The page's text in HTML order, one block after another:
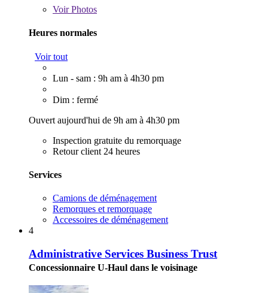
VoirPhotos
Heures normales
Voir tout
Lun - sam : 9h am à 4h30 pm
Dim : fermé
Ouvert aujourd'hui de 9h am à 4h30 pm
Inspection gratuite du remorquage
Retour client 24 heures
Services
Camions de déménagement
Remorques et remorquage
Accessoires de déménagement
4
Administrative Services Business Trust
Concessionnaire U-Haul dans le voisinage